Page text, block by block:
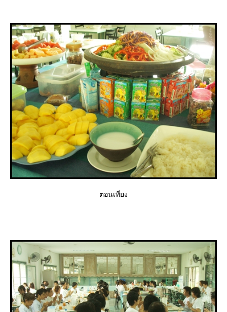
ตอนเที่ยง